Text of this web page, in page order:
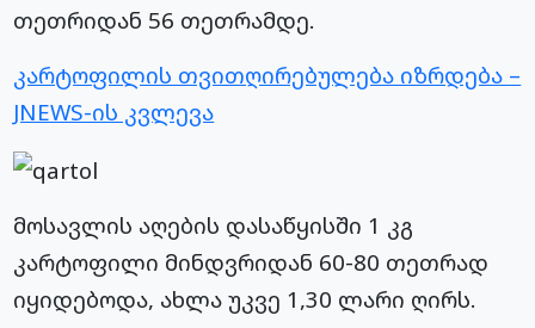
თეთრიდან 56 თეთრამდე.
კარტოფილის თვითღირებულება იზრდება –
JNEWS-ის კვლევა
მოსავლის აღების დასაწყისში 1 კგ
კარტოფილი მინდვრიდან 60-80 თეთრად
იყიდებოდა, ახლა უკვე 1,30 ლარი ღირს.